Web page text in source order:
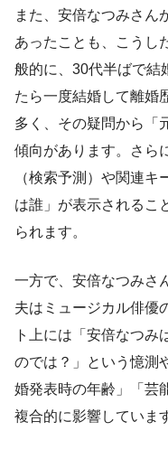
また、安倍なつみさん
あったことも、こうし
般的に、30代半ばで結
たら一度結婚して離婚
多く、その疑問から「
傾向があります。さら
（検索予測）や関連
は誰」が表示されるこ
られます。
一方で、安倍なつみさ
夫はミュージカル俳優
ト上には「安倍なつみ
のでは？」という憶測
婚発表時の年齢」「芸
複合的に影響していま